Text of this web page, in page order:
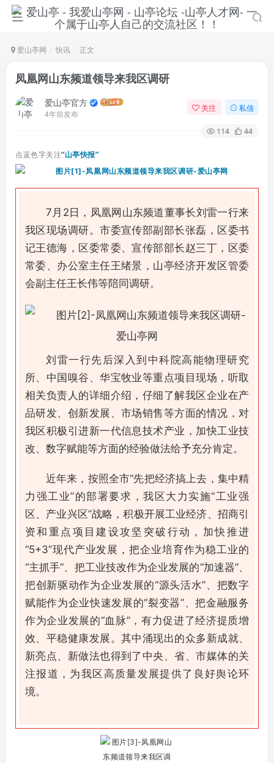
爱山亭网 快讯 正文
凤凰网山东频道领导来我区调研
爱山亭官方
4年前发布
关注 私信
114 44
点蓝色字关注“山亭快报”
7月2日，凤凰网山东频道董事长刘雷一行来
我区现场调研。市委宣传部副部长张磊，区委书
记王德海，区委常委、宣传部部长赵三丁，区委
常委、办公室主任王绪景，山亭经济开发区管委
会副主任王长伟等陪同调研。
刘雷一行先后深入到中科院高能物理研究
所、中国嗅谷、华宝牧业等重点项目现场，听取
相关负责人的详细介绍，仔细了解我区企业在产
品研发、创新发展、市场销售等方面的情况，对
我区积极引进新一代信息技术产业，加快工业技
改、数字赋能等方面的经验做法给予充分肯定。
近年来，按照全市“先把经济搞上去，集中精
力强工业”的部署要求，我区大力实施“工业强
区、产业兴区”战略，积极开展工业经济、招商引
资和重点项目建设攻坚突破行动，加快推进
“5+3”现代产业发展，把企业培育作为稳工业的
“主抓手”、把工业技改作为企业发展的“加速器”、
把创新驱动作为企业发展的“源头活水”、把数字
赋能作为企业快速发展的“裂变器”、把金融服务
作为企业发展的“血脉”，有力促进了经济提质增
效、平稳健康发展。其中涌现出的众多新成就、
新亮点、新做法也得到了中央、省、市媒体的关
注报道，为我区高质量发展提供了良好舆论环
境。